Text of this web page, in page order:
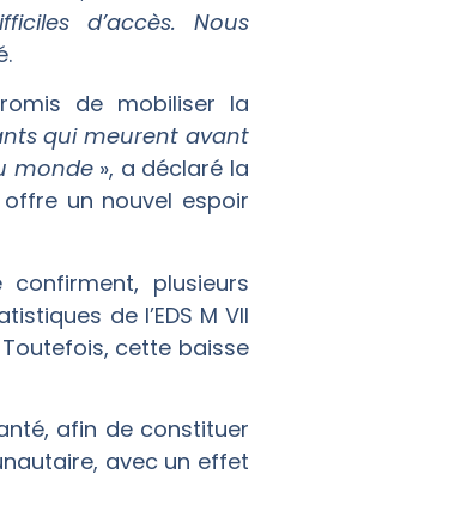
d’accès. Nous
de mobiliser la
qui meurent avant
monde», a déclaré la
offre un nouvel espoir
plusieurs
de l’EDS M VII
cette baisse
afin de constituer
avec un effet